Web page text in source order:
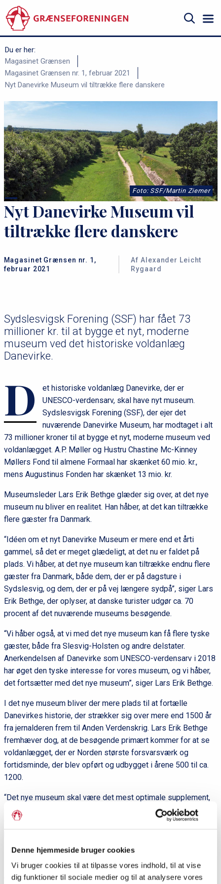
Denne hjemmeside bruger cookies
Vi bruger cookies til at tilpasse vores indhold, til at vise
dig funktioner til sociale medier og til at analysere vores
til
hovedindhold
Søg
Du er her:
Magasinet Grænsen
Magasinet Grænsen nr. 1, februar 2021
Nyt Danevirke Museum vil tiltrække flere danskere
Foto: SSF/Martin Ziemer
Nyt Danevirke Museum vil
tiltrække flere danskere
Magasinet Grænsen nr. 1,
februar 2021
Af Alexander Leicht
Rygaard
Sydslesvigsk Forening (SSF) har fået 73
millioner kr. til at bygge et nyt, moderne
museum ved det historiske voldanlæg
Danevirke.
D
et historiske voldanlæg Danevirke, der er
UNESCO-verdensarv, skal have nyt museum.
Sydslesvigsk Forening (SSF), der ejer det
nuværende Danevirke Museum, har modtaget i alt
73 millioner kroner til at bygge et nyt, moderne museum ved
voldanlægget. A.P. Møller og Hustru Chastine Mc-Kinney
Møllers Fond til almene Formaal har skænket 60 mio. kr.,
mens Augustinus Fonden har skænket 13 mio. kr.
Museumsleder Lars Erik Bethge glæder sig over, at det nye
museum nu bliver en realitet. Han håber, at det kan tiltrække
flere gæster fra Danmark.
“Idéen om et nyt Danevirke Museum er mere end et årti
gammel, så det er meget glædeligt, at det nu er faldet på
plads. Vi håber, at det nye museum kan tiltrække endnu flere
gæster fra Danmark, både dem, der er på dagsture i
Sydslesvig, og dem, der er på vej længere sydpå”, siger Lars
Erik Bethge, der oplyser, at danske turister udgør ca. 70
procent af det nuværende museums besøgende.
“Vi håber også, at vi med det nye museum kan få flere tyske
gæster, både fra Slesvig-Holsten og andre delstater.
Anerkendelsen af Danevirke som UNESCO-verdensarv i 2018
har øget den tyske interesse for vores museum, og vi håber,
det fortsætter med det nye museum”, siger Lars Erik Bethge.
I det nye museum bliver der mere plads til at fortælle
Danevirkes historie, der strækker sig over mere end 1500 år
fra jernalderen frem til Anden Verdenskrig. Lars Erik Bethge
fremhæver dog, at de besøgende primært kommer for at se
voldanlægget, der er Norden største forsvarsværk og
fortidsminde, der blev opført og udbygget i årene 500 til ca.
1200.
“Det nye museum skal være det mest optimale supplement,
der giver de indtryk og den viden, som man ikke kan få ude
ved volden. Museet skal sanseliggøre, hvor imponerende et
Lars Erik Bethge.
Det nuværende Danevirke Museum blev grundlagt i 1990 bl.a.
takket være økonomisk støtte fra Grænseforeningen. I 2020